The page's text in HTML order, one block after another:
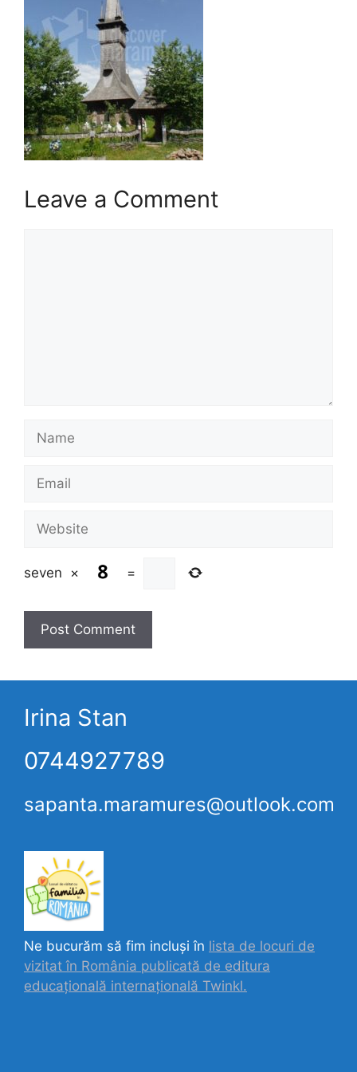
Leave a Comment
Name
Email
Website
seven × =
Irina Stan
0744927789
sapanta.maramures@outlook.com
Ne bucurăm să fim incluși în lista de locuri de
vizitat în România publicată de editura
educațională internațională Twinkl.